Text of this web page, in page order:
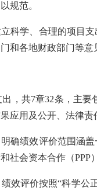
规范。
学、合理的项目支
和各地财政部门等
共7章32条，主要
应用及公开、法律
绩效评价范围涵盖
社会资本合作（
评价按照“科学公